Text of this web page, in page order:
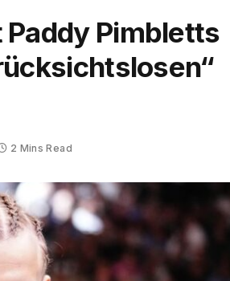
Paddy Pimbletts
2 Mins Read